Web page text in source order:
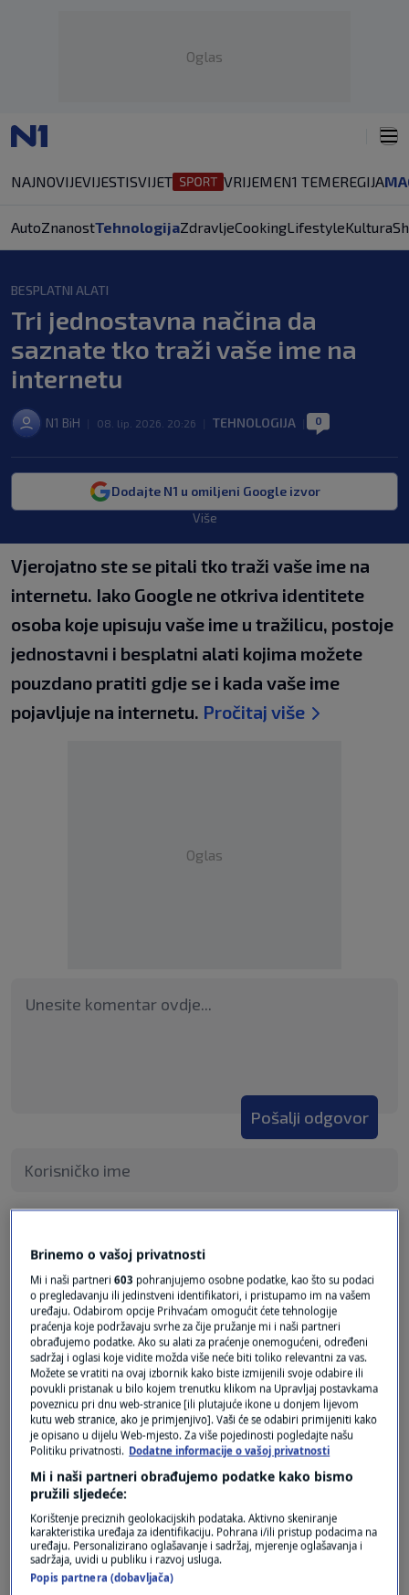
Oglas
NAJNOVIJEVIJESTISVIJET VRIJEMEN1 TEMEREGIJA
AutoZnanostTehnologijaZdravljeCookingLifestyleKultura
BESPLATNI ALATI
Tri jednostavna načina da
saznate tko traži vaše ime na
internetu
N1 BiH 08. lip. 2026. 20:26 TEHNOLOGIJA 0
Dodajte N1 u omiljeni Google izvor
Više
Vjerojatno ste se pitali tko traži vaše ime na
internetu. Iako Google ne otkriva identitete
osoba koje upisuju vaše ime u tražilicu, postoje
jednostavni i besplatni alati kojima možete
pouzdano pratiti gdje se i kada vaše ime
pojavljuje na internetu. Pročitaj više
Oglas
Pošalji odgovor
Oglas
Brinemo o vašoj privatnosti
Mi i naši partneri603 pohranjujemo osobne podatke, kao što su podaci
o pregledavanju ili jedinstveni identifikatori, i pristupamo im na vašem
uređaju. Odabirom opcije Prihvaćam omogućit ćete tehnologije
praćenja koje podržavaju svrhe za čije pružanje mi i naši partneri
obrađujemo podatke. Ako su alati za praćenje onemogućeni, određeni
sadržaj i oglasi koje vidite možda više neće biti toliko relevantni za vas.
Možete se vratiti na ovaj izbornik kako biste izmijenili svoje odabire ili
povukli pristanak u bilo kojem trenutku klikom na Upravljaj postavkama
poveznicu pri dnu web-stranice [ili plutajuće ikone u donjem lijevom
kutu web stranice, ako je primjenjivo]. Vaši će se odabiri primijeniti kako
je opisano u dijelu Web-mjesto. Za više pojedinosti pogledajte našu
Politiku privatnosti. Dodatne informacije o vašoj privatnosti
Mi i naši partneri obrađujemo podatke kako bismo
pružili sljedeće:
Korištenje preciznih geolokacijskih podataka. Aktivno skeniranje
karakteristika uređaja za identifikaciju. Pohrana i/ili pristup podacima na
uređaju. Personalizirano oglašavanje i sadržaj, mjerenje oglašavanja i
sadržaja, uvidi u publiku i razvoj usluga.
Popis partnera (dobavljača)